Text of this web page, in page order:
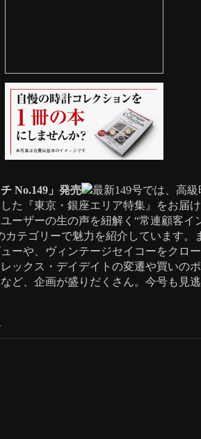
No.149」発売
最新149号では、高
た『東京・銀座エリア特集』をお届
ーザーの生の声を紐解く“常連顧客イ
カテゴリーで魅力を紹介しています。
ーや、ヴィンテージセイコーをクロ
ックス・デイデイトの変遷や買いの
ど、企画が盛りだくさん。今号も見